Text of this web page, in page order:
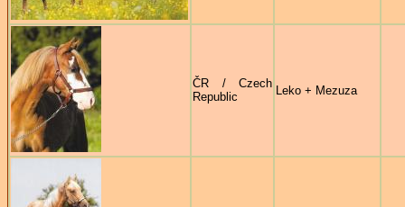
ČR / Czech
Republic
Leko + Mezuza